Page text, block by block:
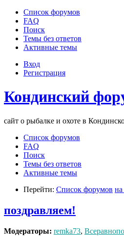
Список форумов
FAQ
Поиск
Темы без ответов
Активные темы
Вход
Регистрация
Кондинский
сайт о рыбалке и охоте в
Список форумов
FAQ
Поиск
Темы без ответов
Активные темы
Перейти: Список форумов на
поздравляем!
Модераторы: remka73,